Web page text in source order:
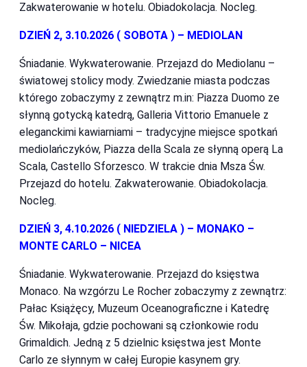
Zakwaterowanie w hotelu. Obiadokolacja. Nocleg.
DZIEŃ 2, 3.10.2026 ( SOBOTA ) – MEDIOLAN
Śniadanie. Wykwaterowanie. Przejazd do Mediolanu –
światowej stolicy mody. Zwiedzanie miasta podczas
którego zobaczymy z zewnątrz m.in: Piazza Duomo ze
słynną gotycką katedrą, Galleria Vittorio Emanuele z
eleganckimi kawiarniami – tradycyjne miejsce spotkań
mediolańczyków, Piazza della Scala ze słynną operą La
Scala, Castello Sforzesco. W trakcie dnia Msza Św.
Przejazd do hotelu. Zakwaterowanie. Obiadokolacja.
Nocleg.
DZIEŃ 3, 4.10.2026 ( NIEDZIELA ) – MONAKO –
MONTE CARLO – NICEA
Śniadanie. Wykwaterowanie. Przejazd do księstwa
Monaco. Na wzgórzu Le Rocher zobaczymy z zewnątrz:
Pałac Książęcy, Muzeum Oceanograficzne i Katedrę
Św. Mikołaja, gdzie pochowani są członkowie rodu
Grimaldich. Jedną z 5 dzielnic księstwa jest Monte
Carlo ze słynnym w całej Europie kasynem gry.